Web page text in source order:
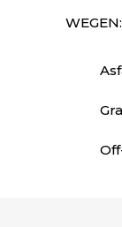
WEGEN: